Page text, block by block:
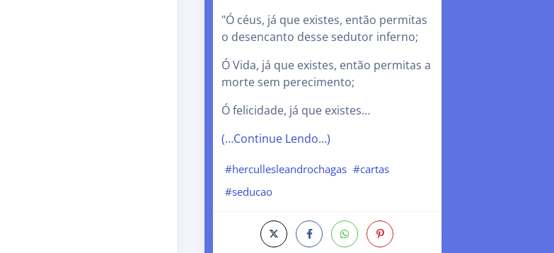
"Ó céus, já que existes, então permitas
o desencanto desse sedutor inferno;
Ó Vida, já que existes, então permitas a
morte sem perecimento;
Ó felicidade, já que existes…
(…Continue Lendo…)
#hercullesleandrochagas #cartas
#seducao